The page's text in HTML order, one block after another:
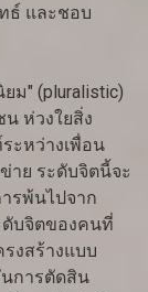
ธ์ และชอบ
ม" (pluralistic)
ห่วงใยสิ่ง
ะหว่างเพื่อน
าย ระดับจิตนี้จะ
รพ้นไปจาก
ดับจิตของคนที่
งสร้างแบบ
การตัดสิน